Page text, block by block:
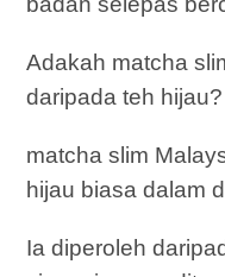
Adakah matcha
daripada teh
matcha slim
hijau biasa dalam
Ia diperoleh